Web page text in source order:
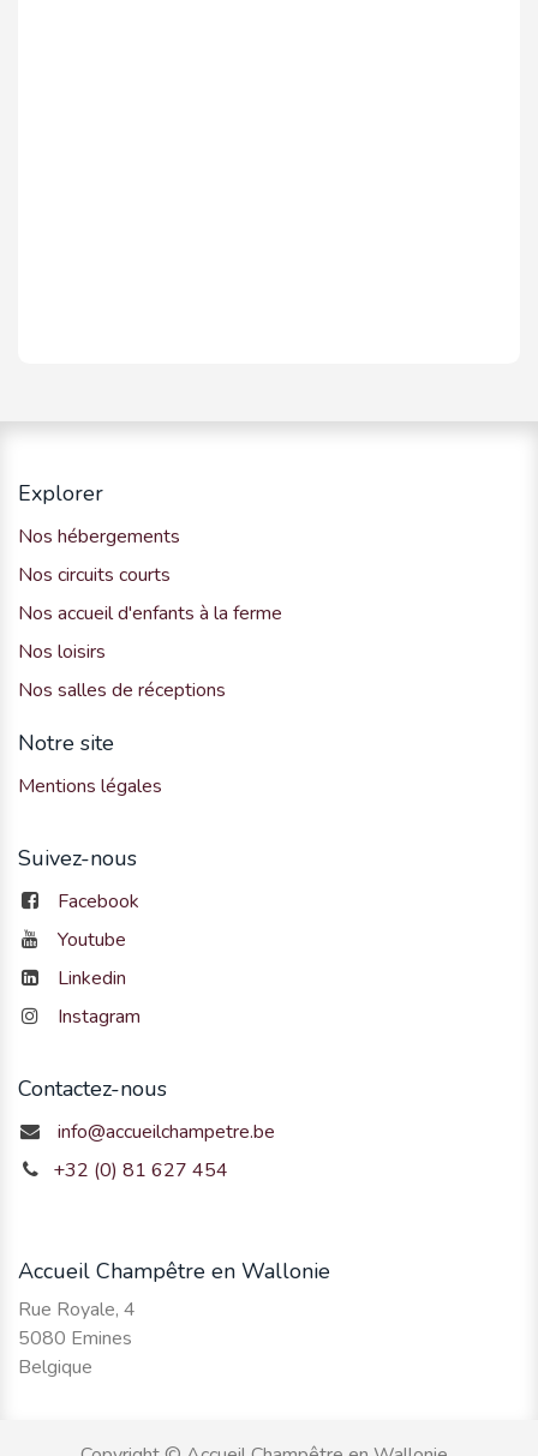
Explorer
Nos hébergements
Nos circuits courts
Nos accueil d'enfants à la ferme
Nos loisirs
Nos salles de réceptions
Notre site
Mentions légales
Suivez-nous
Facebook
Youtube
Linkedin
Instagram
Contactez-nous
info@accueilchampetre.be
+32 (0) 81 627 454
Accueil Champêtre en Wallonie
Rue Royale, 4
5080 Emines
Belgique